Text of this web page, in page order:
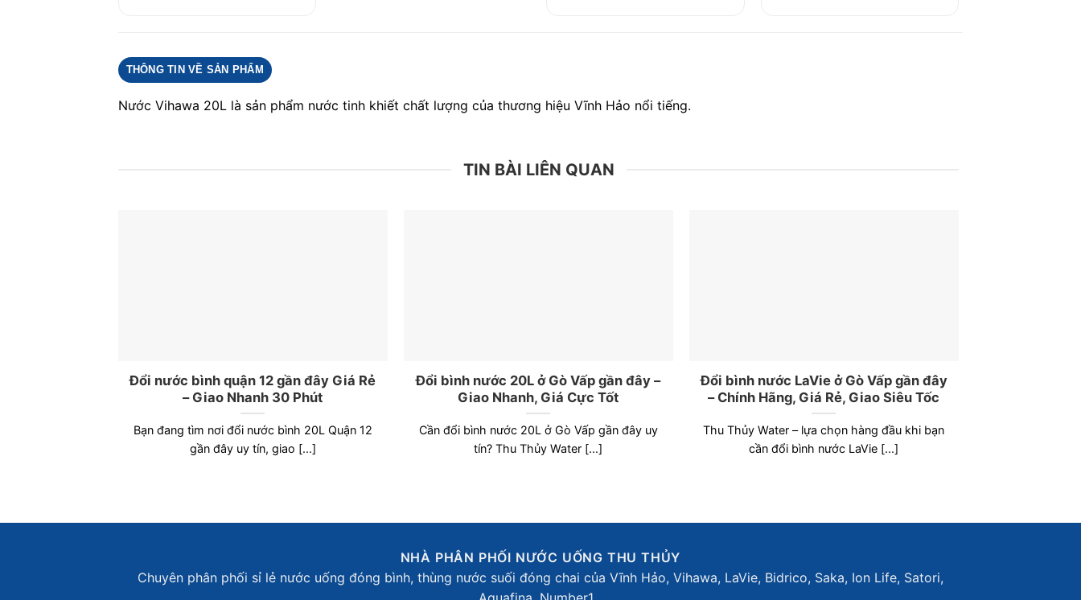
THÔNG TIN VỀ SẢN PHẨM
Nước Vihawa 20L là sản phẩm nước tinh khiết chất lượng của thương hiệu Vĩnh Hảo nổi tiếng.
TIN BÀI LIÊN QUAN
Đổi nước bình quận 12 gần đây Giá Rẻ
– Giao Nhanh 30 Phút
Bạn đang tìm nơi đổi nước bình 20L Quận 12
gần đây uy tín, giao [...]
Đổi bình nước 20L ở Gò Vấp gần đây –
Giao Nhanh, Giá Cực Tốt
Cần đổi bình nước 20L ở Gò Vấp gần đây uy
tín? Thu Thủy Water [...]
Đổi bình nước LaVie ở Gò Vấp gần đây
– Chính Hãng, Giá Rẻ, Giao Siêu Tốc
Thu Thủy Water – lựa chọn hàng đầu khi bạn
cần đổi bình nước LaVie [...]
NHÀ PHÂN PHỐI NƯỚC UỐNG THU THỦY
Chuyên phân phối sỉ lẻ nước uống đóng bình, thùng nước suối đóng chai của Vĩnh Hảo, Vihawa, LaVie, Bidrico, Saka, Ion Life, Satori,